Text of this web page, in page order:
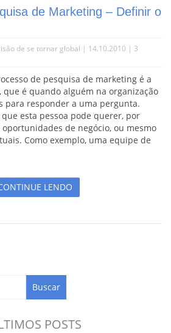
de Marketing – Definir o
de se tornar global | 14.10.2010 | 3
de pesquisa de marketing é a
é quando alguém na organização
para responder a uma pergunta.
esta pessoa pode querer, por
de negócio, ou mesmo
Como exemplo, uma equipe de
LENDO
POSTS